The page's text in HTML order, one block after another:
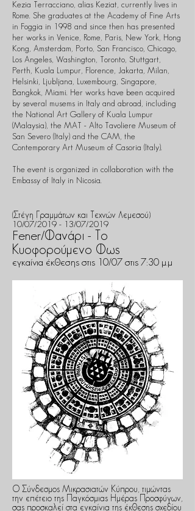
Kezia Terracciano, alias Keziat, currently lives in
Rome. She graduates at the Academy of Fine Arts
in Foggia in 1998 and since then has presented
her works in Venice, Rome, Paris, New York, Hong
Kong, Amsterdam, Porto, San Francisco, Chicago,
Los Angeles, Washington, Toronto, Stuttgart,
Perth, Kuala Lumpur, Florence, Jakarta, Milan,
Helsinki, Ljubljana, Luxembourg, Singapore,
Bangkok, Miami. Her works have been acquired
by several musems in Italy and abroad, including
the National Art Gallery of Kuala Lumpur
(Malaysia), the MAT - Alto Tavoliere Museum of
San Severo (Italy) and the CAM, the
Contemporary Art Museum of Casoria (Italy).
The event is organized in collaboration with the
Embassy of Italy in Nicosia.
(Στέγη Γραμμάτων και Τεχνών Λεμεσού)
10/07/2019 - 13/07/2019
Fener/Φανάρι - Το
Κυοφορούμενο Φως
εγκαίνια έκθεσης στις 10/07 στις 7:30 μ.μ
Ο Σύνδεσμος Μικρασιατών Κύπρου, τιμώντας
την επέτειο της Παγκόσμιας Ημέρας Προσφύγων,
σας προσκαλεί στα εγκαίνια της έκθεσης σχεδίου